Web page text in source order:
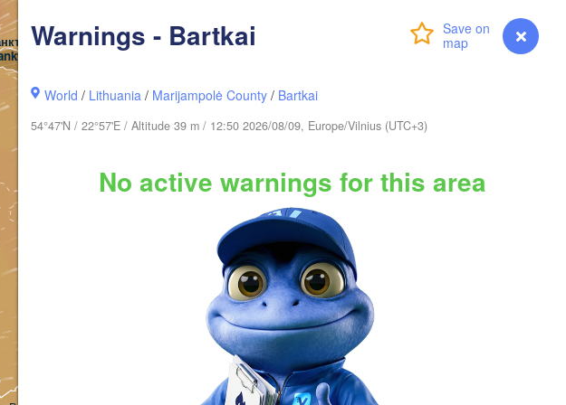
Login myVentusky Forecast
Warnings - Bartkai
World / Lithuania / Marijampolė County / Bartkai
54°47'N / 22°57'E / Altitude 39 m / 12:50 2026/08/09, Europe/Vilnius (UTC+3)
No active warnings for this area
Петербург
Peterburg)
(Veliky Novgorod)
(Cherepovets)
Тверь
(Tver)
Москва
(Moscow)